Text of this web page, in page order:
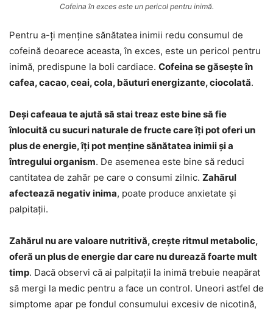
Cofeina în exces este un pericol pentru inimă.
Pentru a-ți menține sănătatea inimii redu consumul de
cofeină deoarece aceasta, în exces, este un pericol pentru
inimă, predispune la boli cardiace. Cofeina se găsește în
cafea, cacao, ceai, cola, băuturi energizante, ciocolată.
Deși cafeaua te ajută să stai treaz este bine să fie
înlocuită cu sucuri naturale de fructe care îți pot oferi un
plus de energie, îți pot menține sănătatea inimii și a
întregului organism. De asemenea este bine să reduci
cantitatea de zahăr pe care o consumi zilnic. Zahărul
afectează negativ inima, poate produce anxietate și
palpitații.
Zahărul nu are valoare nutritivă, crește ritmul metabolic,
oferă un plus de energie dar care nu durează foarte mult
timp. Dacă observi că ai palpitații la inimă trebuie neapărat
să mergi la medic pentru a face un control. Uneori astfel de
simptome apar pe fondul consumului excesiv de nicotină,